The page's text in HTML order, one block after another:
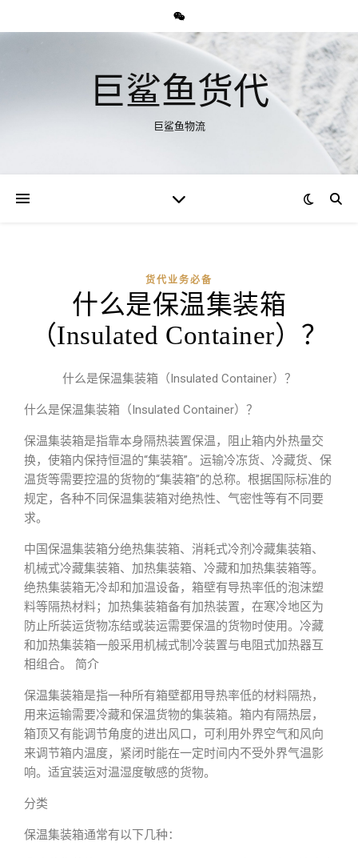
巨鲨鱼货代
巨鲨鱼物流
货代业务必备
什么是保温集装箱
（Insulated Container）？
什么是保温集装箱（Insulated Container）？
什么是保温集装箱（Insulated Container）？
保温集装箱是指靠本身隔热装置保温，阻止箱内外热量交
换，使箱内保持恒温的“集装箱”。运输冷冻货、冷藏货、保
温货等需要控温的货物的“集装箱”的总称。根据国际标准的
规定，各种不同保温集装箱对绝热性、气密性等有不同要
求。
中国保温集装箱分绝热集装箱、消耗式冷剂冷藏集装箱、
机械式冷藏集装箱、加热集装箱、冷藏和加热集装箱等。
绝热集装箱无冷却和加温设备，箱壁有导热率低的泡沫塑
料等隔热材料；加热集装箱备有加热装置，在寒冷地区为
防止所装运货物冻结或装运需要保温的货物时使用。冷藏
和加热集装箱一般采用机械式制冷装置与电阻式加热器互
相组合。 简介
保温集装箱是指一种所有箱壁都用导热率低的材料隔热，
用来运输需要冷藏和保温货物的集装箱。箱内有隔热层，
箱顶又有能调节角度的进出风口，可利用外界空气和风向
来调节箱内温度，紧闭时能在一定时间内不受外界气温影
响。适宜装运对温湿度敏感的货物。
分类
保温集装箱通常有以下几种：